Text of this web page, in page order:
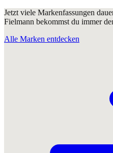
Jetzt viele Markenfassungen
Fielmann bekommst du immer
Alle Marken entdecken